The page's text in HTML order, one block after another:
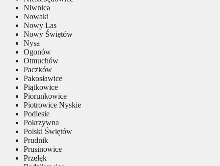
Niwnica
Nowaki
Nowy Las
Nowy Świętów
Nysa
Ogonów
Otmuchów
Paczków
Pakosławice
Piątkowice
Piorunkowice
Piotrowice Nyskie
Podlesie
Pokrzywna
Polski Świętów
Prudnik
Prusinowice
Przełęk